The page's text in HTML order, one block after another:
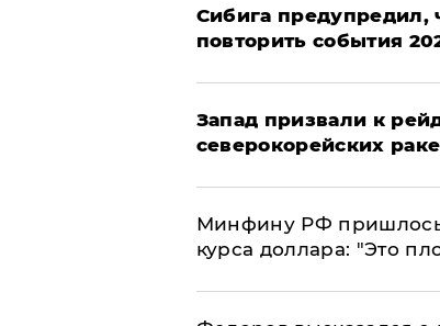
Сибига предупредил,
повторить события
Запад призвали к
северокорейских
Минфину РФ пришлось
курса доллара: "Это